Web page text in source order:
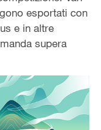
esportati con
e in altre
supera